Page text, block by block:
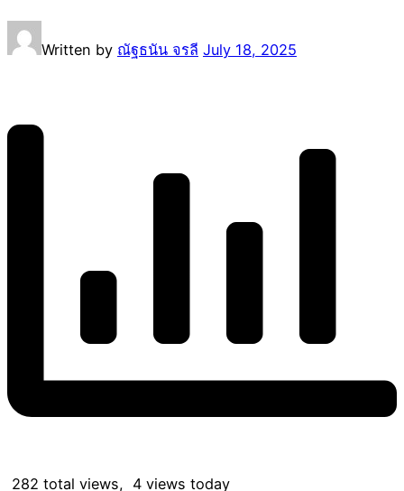
Written by ณัฐธนัน จรลี July 18, 2025
282 total views, 4 views today